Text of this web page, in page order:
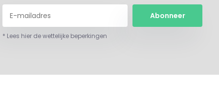
Abonneer
* Lees hier de wettelijke beperkingen